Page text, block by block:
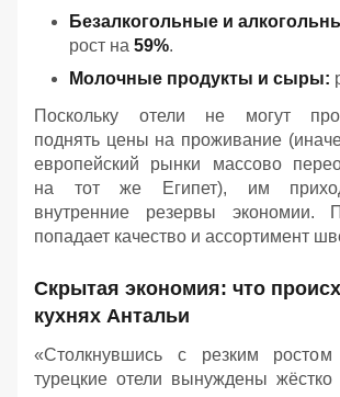
Безалкогольные и
рост на 59%.
Молочные продукты и сыры:
Поскольку отели не могут
поднять цены на проживание
европейский рынки массово
на тот же Египет), им
внутренние резервы экономии.
попадает качество и ассортимент
Скрытая экономия: что
кухнях Антальи
«Столкнувшись с резким
турецкие отели вынуждены